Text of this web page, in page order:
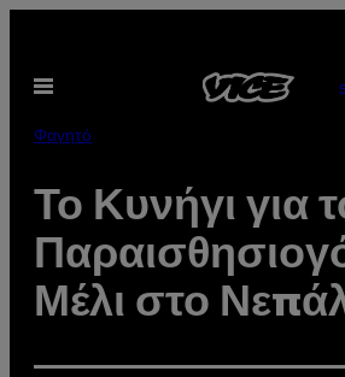
περιεχόμενο
Ανοίξτε
Φαγητό
Το Κυνήγι για
Μέλι στο